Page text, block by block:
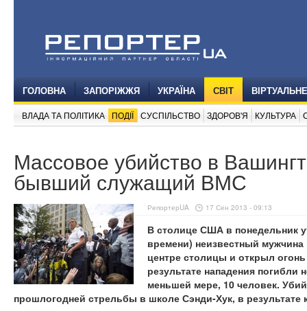
ГОЛОВНА ЗАПОРІЖЖЯ УКРАЇНА СВІТ
ВЛАДА ТА ПОЛІТИКА ПОДІЇ СУСПІЛЬСТВО ЗДОРОВ'Я КУЛЬТУРА
Массовое убийство в
бывший служащий ВМС
РепортерUA 17 Сен 2013 - 09:13
В столице США в понедельник
времени) неизвестный
центре столицы и открыл
результате нападения погибли
меньшей мере, 10 человек.
прошлогодней стрельбы в школе Сэнди-Хук, в результате